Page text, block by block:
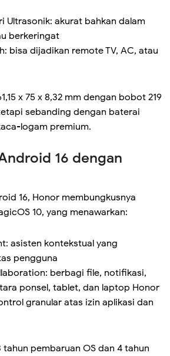
Ultrasonik: akurat bahkan dalam
berkeringat
bisa dijadikan remote TV, AC, atau
x 75 x 8,32 mm dengan bobot 219
sebanding dengan baterai
logam premium.
16 dengan
16, Honor membungkusnya
10, yang menawarkan:
asisten kontekstual yang
pengguna
berbagi file, notifikasi,
ponsel, tablet, dan laptop Honor
granular atas izin aplikasi dan
pembaruan OS dan 4 tahun